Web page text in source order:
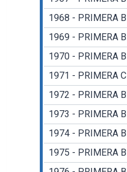
1968 - PRIMERA B
1969 - PRIMERA B
1970 - PRIMERA B
1971 - PRIMERA C
1972 - PRIMERA B
1973 - PRIMERA B
1974 - PRIMERA B
1975 - PRIMERA B